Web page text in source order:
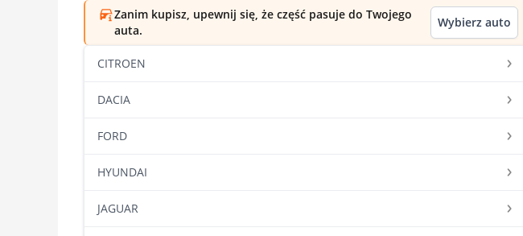
Zanim kupisz, upewnij się, że część pasuje do Twojego
auta.
Wybierz auto
CITROEN
DACIA
FORD
HYUNDAI
JAGUAR